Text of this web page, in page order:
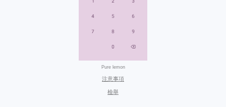
Pure lemon
注意事項
檢舉